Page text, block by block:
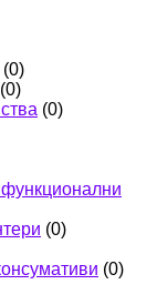
(0)
(0)
(0)
(0)
(0)